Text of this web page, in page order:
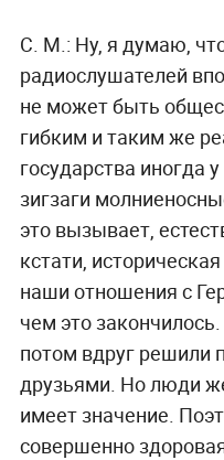
С. М.: Ну, я думаю,
радиослушателей
не может быть
гибким и таким же
государства иногда
зигзаги
это вызывает,
кстати,
наши отношения с
чем это
потом вдруг решили
друзьями. Но люди
имеет значение.
совершенно